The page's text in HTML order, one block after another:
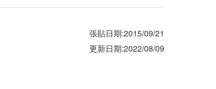
張貼日期:2015/09/21
更新日期:2022/08/09